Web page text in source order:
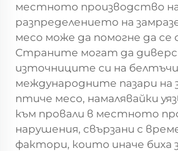
местното производство
разпределението на
месо може да помогне да се
Страните могат да
източниците си на
международните пазари на
птиче месо, намалявайки
към провали в местното
нарушения, свързани с
фактори, които иначе биха